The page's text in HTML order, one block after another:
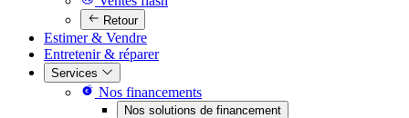
Retour
Estimer & Vendre
Entretenir & réparer
Services
Nos financements
Nos solutions de financement